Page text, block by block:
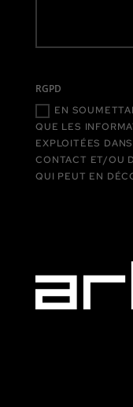
RGPD
EN
QUE LES
EXPLOITÉES
CONTACT ET/OU
QUI PEUT EN